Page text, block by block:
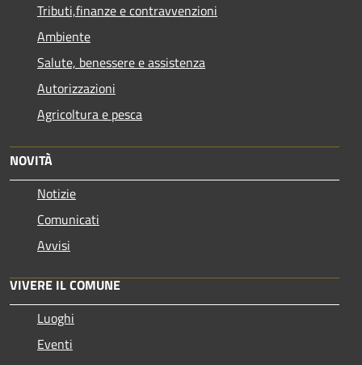
Tributi,finanze e contravvenzioni
Ambiente
Salute, benessere e assistenza
Autorizzazioni
Agricoltura e pesca
NOVITÀ
Notizie
Comunicati
Avvisi
VIVERE IL COMUNE
Luoghi
Eventi